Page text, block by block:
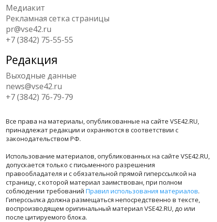
Медиакит
Рекламная сетка страницы
pr@vse42.ru
+7 (3842) 75-55-55
Редакция
Выходные данные
news@vse42.ru
+7 (3842) 76-79-79
Все права на материалы, опубликованные на сайте VSE42.RU,
принадлежат редакции и охраняются в соответствии с
законодательством РФ.
Использование материалов, опубликованных на сайте VSE42.RU,
допускается только с письменного разрешения
правообладателя и с обязательной прямой гиперссылкой на
страницу, с которой материал заимствован, при полном
соблюдении требований Правил использования материалов.
Гиперссылка должна размещаться непосредственно в тексте,
воспроизводящем оригинальный материал VSE42.RU, до или
после цитируемого блока.